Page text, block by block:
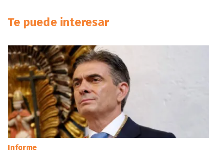
Te puede interesar
Informe